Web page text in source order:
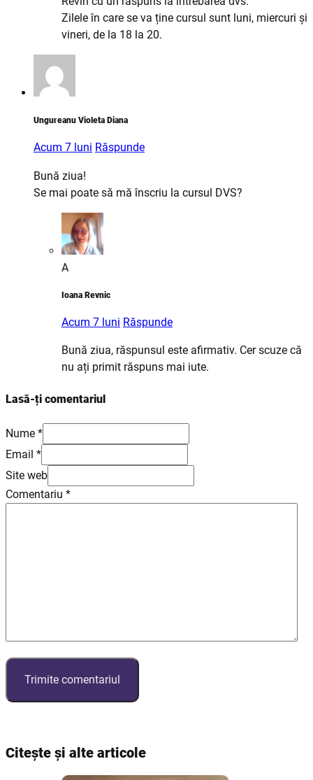
Zilele în care se va ține cursul sunt luni, miercuri și
vineri, de la 18 la 20.
Ungureanu Violeta Diana
Acum 7 luni Răspunde
Bună ziua!
Se mai poate să mă înscriu la cursul DVS?
A
Ioana Revnic
Acum 7 luni Răspunde
Bună ziua, răspunsul este afirmativ. Cer scuze că
nu ați primit răspuns mai iute.
Lasă-ți comentariul
Nume *
Email *
Site web
Comentariu *
Citește și alte articole